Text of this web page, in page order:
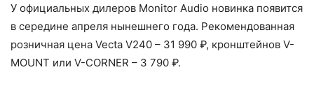
У официальных дилеров Monitor Audio новинка появится
в середине апреля нынешнего года. Рекомендованная
розничная цена Vecta V240 – 31 990 ₽, кронштейнов V-
MOUNT или V-CORNER – 3 790 ₽.